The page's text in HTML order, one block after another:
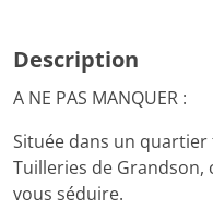
Description
A NE PAS MANQUER :
Située dans un
Tuilleries de
vous séduire.